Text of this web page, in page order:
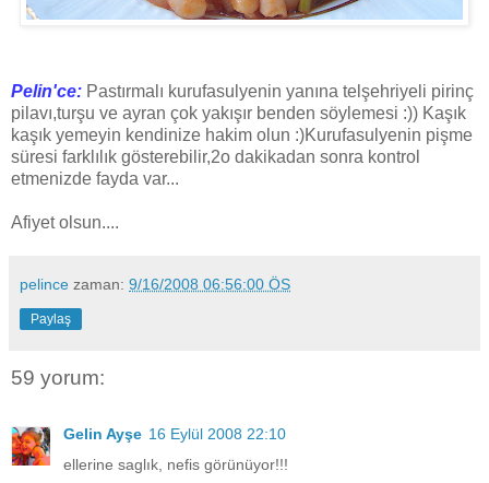
Pelin'ce: Pastırmalı kurufasulyenin yanına telşehriyeli pirinç
pilavı,turşu ve ayran çok yakışır benden söylemesi :)) Kaşık
kaşık yemeyin kendinize hakim olun :)Kurufasulyenin pişme
süresi farklılık gösterebilir,2o dakikadan sonra kontrol
etmenizde fayda var...
Afiyet olsun....
pelince zaman: 9/16/2008 06:56:00 ÖS
Paylaş
59 yorum:
Gelin Ayşe 16 Eylül 2008 22:10
ellerine saglık, nefis görünüyor!!!